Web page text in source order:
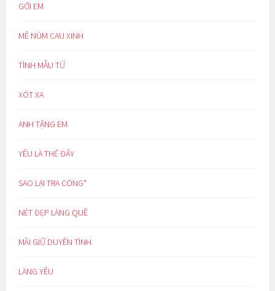
GỞI EM
MÊ NÚM CAU XINH
TÌNH MẪU TỬ
XÓT XA
ANH TẶNG EM
YÊU LÀ THẾ ĐẤY
SAO LẠI TRA CÒNG*
NÉT ĐẸP LÀNG QUÊ
MÃI GIỮ DUYÊN TÌNH
LÀNG YÊU